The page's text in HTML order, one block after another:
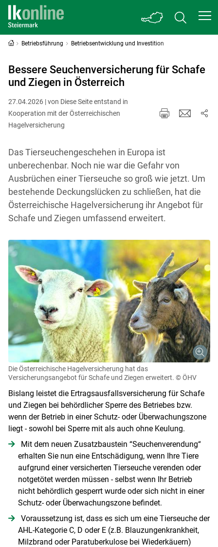
Skip to main content
Betriebsführung Betriebsentwicklung und Investition
Bessere Seuchenversicherung für Schafe
und Ziegen in Österreich
27.04.2026 | von Diese Seite entstand in
Kooperation mit der Österreichischen
Hagelversicherung
Das Tierseuchengeschehen in Europa ist
unberechenbar. Noch nie war die Gefahr von
Ausbrüchen einer Tierseuche so groß wie jetzt. Um
bestehende Deckungslücken zu schließen, hat die
Österreichische Hagelversicherung ihr Angebot für
Schafe und Ziegen umfassend erweitert.
Die Österreichische Hagelversicherung hat das
Versicherungsangebot für Schafe und Ziegen erweitert. © ÖHV
Bislang leistet die Ertragsausfallsversicherung für Schafe
und Ziegen bei behördlicher Sperre des Betriebes bzw.
wenn der Betrieb in einer Schutz- oder Überwachungszone
liegt - sowohl bei Sperre mit als auch ohne Keulung.
Mit dem neuen Zusatzbaustein “Seuchenverendung“
erhalten Sie nun eine Entschädigung, wenn Ihre Tiere
aufgrund einer versicherten Tierseuche verenden oder
notgetötet werden müssen - selbst wenn Ihr Betrieb
nicht behördlich gesperrt wurde oder sich nicht in einer
Schutz- oder Überwachungszone befindet.
Voraussetzung ist, dass es sich um eine Tierseuche der
AHL-Kategorie C, D oder E (z.B. Blauzungenkrankheit,
Milzbrand oder Paratuberkulose bei Wiederkäuern)